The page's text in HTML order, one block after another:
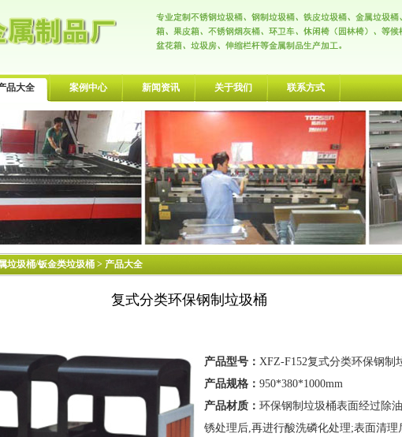
品大全 案例中心 新闻资讯 关于我们 联系方式
垃圾桶/钣金类垃圾桶 > 产品大全
复式分类环保钢制垃圾桶
产品型号： XFZ-F152复式分类环保钢制
产品规格： 950*380*1000mm
产品材质： 环保钢制垃圾桶表面经过除
锈处理后,再进行酸洗磷化处理;表面清理